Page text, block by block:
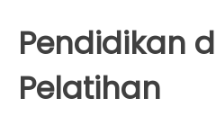
Pendidikan
Pelatihan